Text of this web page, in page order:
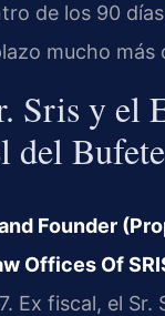
de los 90
mucho más
Sris y el
del Bufete
Founder
Offices Of
Ex fiscal, el Sr.